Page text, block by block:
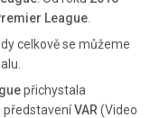
League
celkově se můžeme
přichystala
představeníVAR (Video